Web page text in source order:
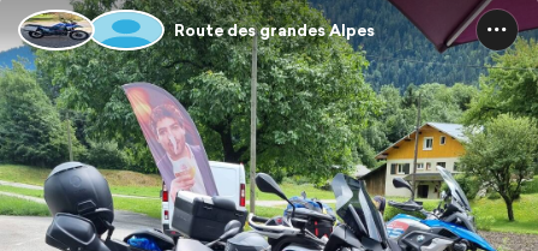
Route des grandes Alpes